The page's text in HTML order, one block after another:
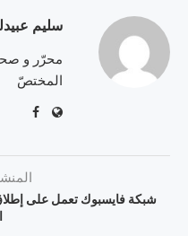
سليم
محرّر و
المختصّ
شبكة فايسبوك تعمل على